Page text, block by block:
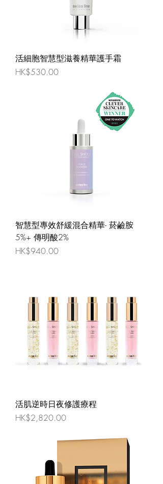
活細胞智慧型滋養精華護手霜
價格
HK$530.00
智慧型專效舒緩混合精華- 菸鹼胺
5%+ 傳明酸2%
價格
HK$940.00
活肌逆時日夜修護療程
價格
HK$2,820.00